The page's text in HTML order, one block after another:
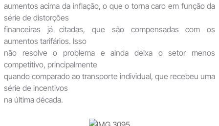
aumentos acima da inflação, o que o torna caro em função da
série de distorções
financeiras já citadas, que são compensadas com os
aumentos tarifários. Isso
não resolve o problema e ainda deixa o setor menos
competitivo, principalmente
quando comparado ao transporte individual, que recebeu uma
série de incentivos
na última década.